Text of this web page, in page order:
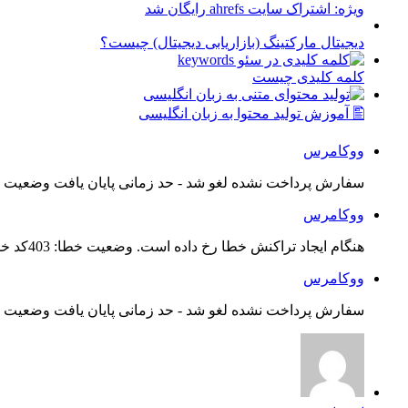
ویژه: اشتراک سایت ahrefs رایگان شد
دیجیتال مارکتینگ (بازاریابی دیجیتال) چیست؟
کلمه کلیدی چیست
🖺 آموزش تولید محتوا به زبان انگلیسی
ووکامرس
سفارش پرداخت نشده لغو شد - حد زمانی پایان یافت
ووکامرس
هنگام ایجاد تراکنش خطا رخ داده است. وضعیت خطا: 403کد خطا: 21...
ووکامرس
سفارش پرداخت نشده لغو شد - حد زمانی پایان یافت